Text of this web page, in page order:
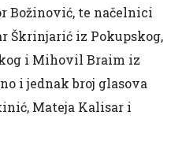
Božinović, te načelnici
Škrinjarić iz Pokupskog,
i Mihovil Braim iz
i jednak broj glasova
Mateja Kalisar i